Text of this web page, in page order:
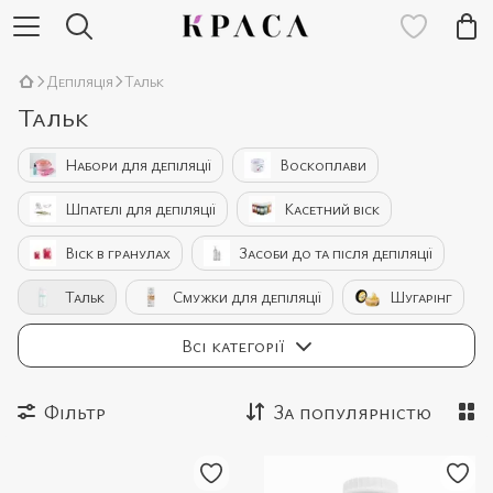
Депіляція Тальк
Тальк
Набори для депіляції Воскоплави
Шпателі для депіляції Касетний віск
Віск в гранулах Засоби до та після депіляції
Тальк Смужки для депіляції Шугарінг
Лазерні епілятори Аксесуари для депіляції
Всі категорії
Фільтр За популярністю